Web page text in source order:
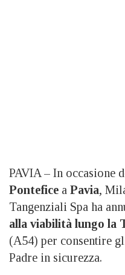
PAVIA – In occasione
Pontefice a Pavia,
Tangenziali Spa ha
alla viabilità lungo la
(A54) per consentire
Padre in sicurezza.